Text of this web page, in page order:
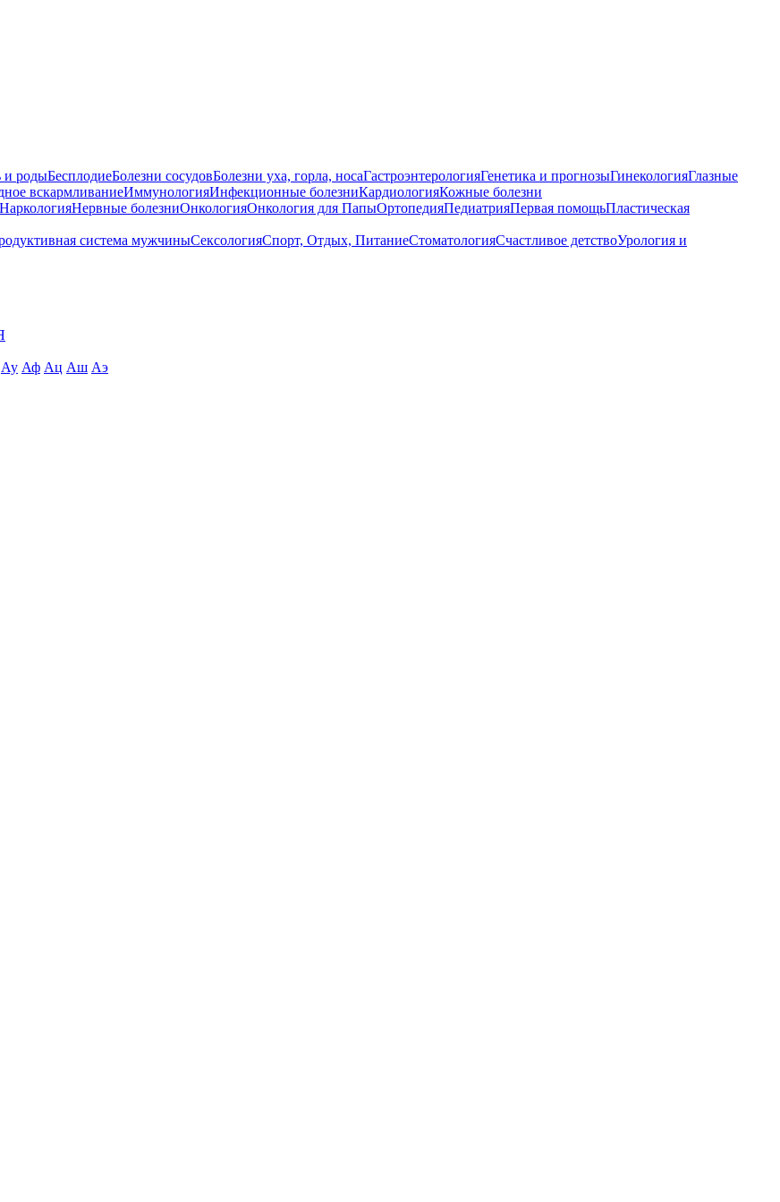
и родыБесплодиеБолезни сосудовБолезни уха, горла, носаГастроэнтерологияГенетика и прогнозыГинекологияГлазные
вскармливаниеИммунологияИнфекционные болезниКардиологияКожные болезни
НаркологияНервные болезниОнкологияОнкология для ПапыОртопедияПедиатрияПервая помощьПластическая
система мужчиныСексологияСпорт, Отдых, ПитаниеСтоматологияСчастливое детствоУрология и
Ау Аф Ац Аш Аэ